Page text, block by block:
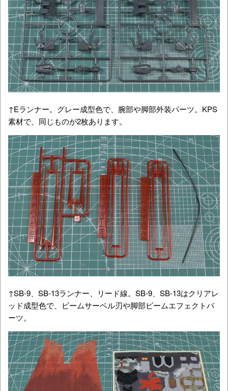
↑Eランナー。グレー成型色で、腕部や脚部外装パーツ。KPS
素材で、同じものが2枚あります。
↑SB-9、SB-13ランナー、リード線。SB-9、SB-13はクリアレ
ッド成型色で、ビームサーベル刃や脚部ビームエフェクトパ
ーツ。